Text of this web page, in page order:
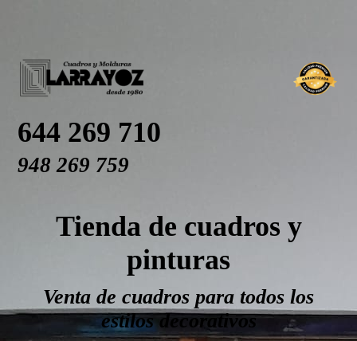
644 269 710
948 269 759
Tienda de cuadros y
pinturas
Venta de cuadros para todos los
estilos decorativos